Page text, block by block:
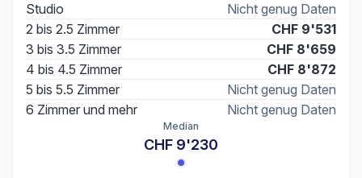
Studio
Nicht genug Daten
2 bis 2.5 Zimmer
CHF 9'531
3 bis 3.5 Zimmer
CHF 8'659
4 bis 4.5 Zimmer
CHF 8'872
5 bis 5.5 Zimmer
Nicht genug Daten
6 Zimmer und mehr
Nicht genug Daten
Median
CHF 9'230